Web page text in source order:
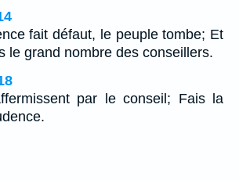
fait défaut, le peuple tombe; Et
le grand nombre des conseillers.
par le conseil; Fais la